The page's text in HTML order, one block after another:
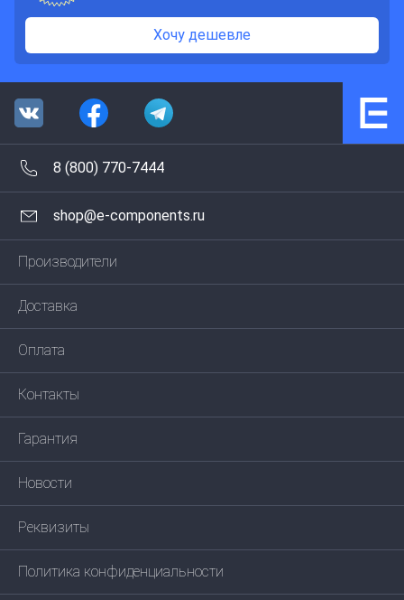
Хочу дешевле
8 (800) 770-7444
shop@e-components.ru
Производители
Доставка
Оплата
Контакты
Гарантия
Новости
Реквизиты
Политика конфиденциальности